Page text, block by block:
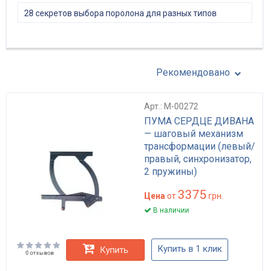
28 секретов выбора поролона для разных типов
Рекомендовано
Арт.: M-00272
ПУМА СЕРДЦЕ ДИВАНА
— шаговый механизм
трансформации (левый/
правый, синхронизатор,
2 пружины)
Цена от 3375 грн.
В наличии
0 отзывов Купить Купить в 1 клик